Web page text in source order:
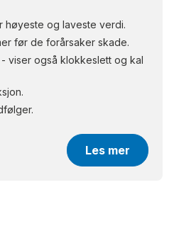
høyeste og laveste verdi.
før de forårsaker skade.
viser også klokkeslett og kal
Les mer